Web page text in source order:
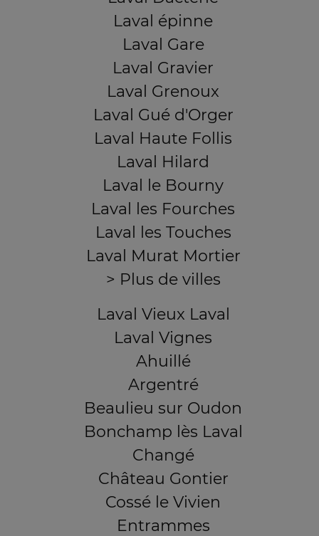
Laval épinne
Laval Gare
Laval Gravier
Laval Grenoux
Laval Gué d'Orger
Laval Haute Follis
Laval Hilard
Laval le Bourny
Laval les Fourches
Laval les Touches
Laval Murat Mortier
> Plus de villes
Laval Vieux Laval
Laval Vignes
Ahuillé
Argentré
Beaulieu sur Oudon
Bonchamp lès Laval
Changé
Château Gontier
Cossé le Vivien
Entrammes